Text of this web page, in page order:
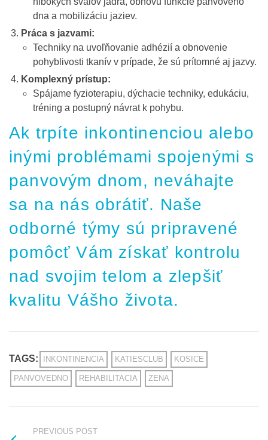
dna a mobilizáciu jaziev.
Práca s jazvami:
Techniky na uvoľňovanie adhézií a obnovenie
pohyblivosti tkanív v prípade, že sú prítomné aj jazvy.
Komplexný prístup:
Spájame fyzioterapiu, dýchacie techniky, edukáciu,
tréning a postupný návrat k pohybu.
Ak trpíte inkontinenciou alebo
inými problémami spojenými s
panvovým dnom, neváhajte
sa na nás obrátiť. Naše
odborné týmy sú pripravené
pomôcť Vám získať kontrolu
nad svojim telom a zlepšiť
kvalitu Vášho života.
TAGS: INKONTINENCIA KATIESCLUB KOSICE
PANVOVEDNO REHABILITACIA ZENA
PREVIOUS POST